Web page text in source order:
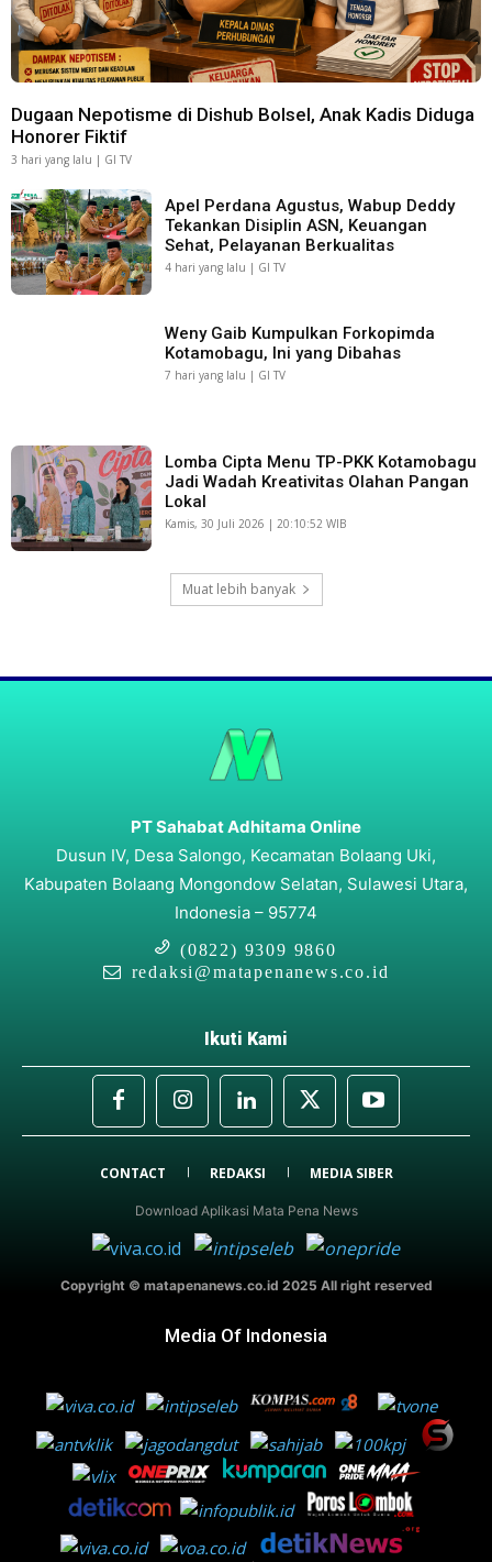
Dugaan Nepotisme di Dishub Bolsel, Anak Kadis Diduga
Honorer Fiktif
3 hari yang lalu | GI TV
Apel Perdana Agustus, Wabup Deddy
Tekankan Disiplin ASN, Keuangan
Sehat, Pelayanan Berkualitas
4 hari yang lalu | GI TV
Weny Gaib Kumpulkan Forkopimda
Kotamobagu, Ini yang Dibahas
7 hari yang lalu | GI TV
Lomba Cipta Menu TP-PKK Kotamobagu
Jadi Wadah Kreativitas Olahan Pangan
Lokal
Kamis, 30 Juli 2026 | 20:10:52 WIB
Muat lebih banyak
PT Sahabat Adhitama Online
Dusun IV, Desa Salongo, Kecamatan Bolaang Uki,
Kabupaten Bolaang Mongondow Selatan, Sulawesi Utara,
Indonesia – 95774
(0822) 9309 9860
redaksi@matapenanews.co.id
Ikuti Kami
CONTACT REDAKSI MEDIA SIBER
Download Aplikasi Mata Pena News
Copyright © matapenanews.co.id 2025 All right reserved
Media Of Indonesia